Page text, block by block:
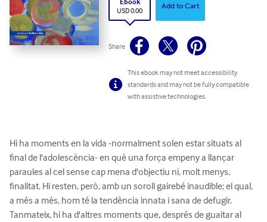
USD 0.00
Add to Cart
Share
This ebook may not meet accessibility
standards and may not be fully compatible
with assistive technologies.
Hi ha moments en la vida -normalment solen estar situats al
final de l'adolescència- en què una força empeny a llançar
paraules al cel sense cap mena d'objectiu ni, molt menys,
finalitat. Hi resten, però, amb un soroll gairebé inaudible; el qual,
a més a més, hom té la tendència innata i sana de defugir.
Tanmateix, hi ha d'altres moments que, després de guaitar al